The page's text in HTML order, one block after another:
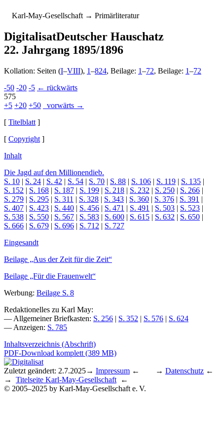
Karl-May-Gesellschaft → Primärliteratur
DigitalisatDeutscher Hauschatz
22. Jahrgang 1895/1896
Kollation: Seiten (I–VIII), 1–824, Beilage: 1–72, Beilage: 1–72
-50 -20 -5 ← rückwärts
575
+5 +20 +50
vorwärts →
[ Titelblatt ]
[ Copyright ]
Inhalt
Die Jagd auf den Millionendieb.
S. 10 | S. 24 | S. 42 | S. 54 | S. 70 | S. 88 | S. 106 | S. 119 | S. 135 |
S. 152 | S. 168 | S. 187 | S. 199 | S. 218 | S. 232 | S. 250 | S. 266 |
S. 279 | S. 295 | S. 311 | S. 328 | S. 343 | S. 360 | S. 376 | S. 391 |
S. 407 | S. 423 | S. 440 | S. 456 | S. 471 | S. 491 | S. 503 | S. 523 |
S. 538 | S. 550 | S. 567 | S. 583 | S. 600 | S. 615 | S. 632 | S. 650 |
S. 666 | S. 679 | S. 696 | S. 712 | S. 727
Eingesandt
Beilage „Aus der Zeit für die Zeit“
Beilage „Für die Frauenwelt“
Werbung: Beilage S. 8
Redaktionelles zu Karl May:
— Allgemeiner Briefkasten: S. 256 | S. 352 | S. 576 | S. 624
— Anzeigen: S. 785
Inhaltsverzeichnis (Abschrift)
PDF-Download komplett (389 MB)
Zuletzt geändert: 2.7.2025→ Impressum ← → Datenschutz ←
→ Titelseite Karl-May-Gesellschaft ←
© 2005–2025 by Karl-May-Gesellschaft e. V.